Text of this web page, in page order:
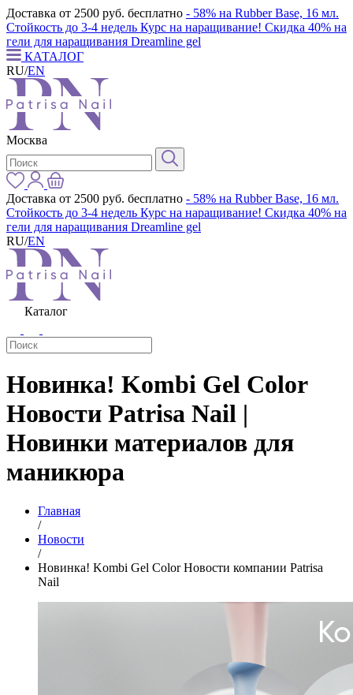
Доставка от 2500 руб. бесплатно - 58% на Rubber Base, 16 мл.
Стойкость до 3-4 недель Курс на наращивание! Скидка 40% на
гели для наращивания Dreamline gel
КАТАЛОГ
RU/EN
Москва
Доставка от 2500 руб. бесплатно - 58% на Rubber Base, 16 мл.
Стойкость до 3-4 недель Курс на наращивание! Скидка 40% на
гели для наращивания Dreamline gel
RU/EN
Каталог
Новинка! Kombi Gel Color
Новости Patrisa Nail |
Новинки материалов для
маникюра
Главная
/
Новости
/
Новинка! Kombi Gel Color Новости компании Patrisa
Nail